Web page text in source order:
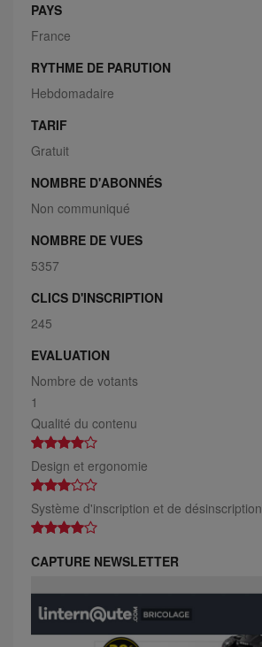
PAYS
France
RYTHME DE PARUTION
Hebdomadaire
TARIF
Gratuit
NOMBRE D'ABONNÉS
Non communiqué
NOMBRE DE VUES
5357
CLICS D'INSCRIPTION
245
EVALUATION
Nombre de votants
1
Qualité du contenu
Design et ergonomie
Système d'inscription et de désinscription
CAPTURE NEWSLETTER